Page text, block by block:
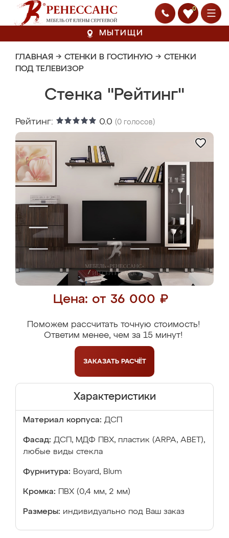
0
МЫТИЩИ
ГЛАВНАЯ → СТЕНКИ В ГОСТИНУЮ → СТЕНКИ
ПОД ТЕЛЕВИЗОР
Стенка "Рейтинг"
Рейтинг: 0.0 (0 голосов)
Цена: от 36 000 ₽
Поможем рассчитать точную стоимость!
Ответим менее, чем за 15 минут!
ЗАКАЗАТЬ РАСЧЁТ
Характеристики
Материал корпуса: ДСП
Фасад: ДСП, МДФ ПВХ, пластик (ARPA, ABET),
любые виды стекла
Фурнитура: Boyard, Blum
Кромка: ПВХ (0,4 мм, 2 мм)
Размеры: индивидуально под Ваш заказ